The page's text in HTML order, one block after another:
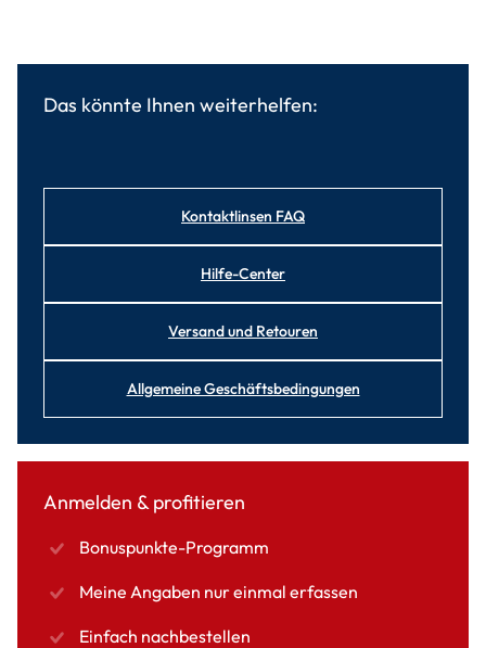
Das könnte Ihnen weiterhelfen:
Kontaktlinsen FAQ
Hilfe-Center
Versand und Retouren
Allgemeine Geschäftsbedingungen
Anmelden & profitieren
Bonuspunkte-Programm
Meine Angaben nur einmal erfassen
Einfach nachbestellen